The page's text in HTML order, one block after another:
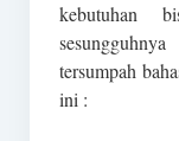
kebutuhan
tersumpah
ini :